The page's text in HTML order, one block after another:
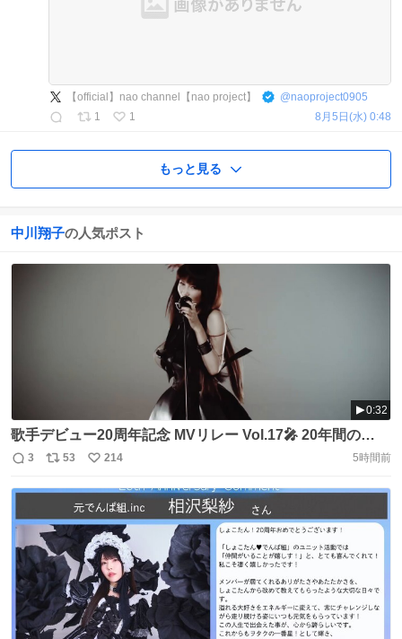
【official】nao channel【nao project】 @naoproject0905
1
1 8月5日(水) 0:48
もっと見る
中川翔子の人気ポスト
0:32
歌手デビュー20周年記念 MVリレー Vol.17🎤 20年間の
Music Videoをデビュー曲から順番にお届け✨️ 第17回 2013
「千年勇者～時渡りのトモシビト～」のイメージソング #
しょこたん20周年 #続混沌 #TwilightMagic
https://t.co/ffjlUzNdMp
返
信
3
リ
ポ
ト
数
53
い
い
ね
数
214 5時間前